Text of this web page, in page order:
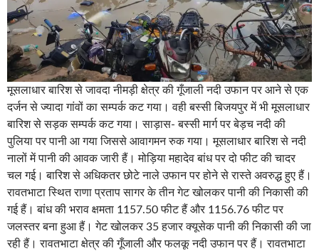
मूसलाधार बारिश से जावदा नीमड़ी क्षेत्र की गूँजाली नदी उफान पर आने से एक
दर्जन से ज्यादा गांवों का सम्पर्क कट गया। वही बस्सी बिजयपुर में भी मूसलाधार
बारिश से सड़क सम्पर्क कट गया। साड़ास- बस्सी मार्ग पर बेड़च नदी की
पुलिया पर पानी आ गया जिससे आवागमन रुक गया। मूसलाधार बारिश से नदी
नालों में पानी की आवक जारी हैं। मोड़िया महादेव बांध पर दो फीट की चादर
चल गई। बारिश से अधिकतर छोटे नाले उफान पर होने से रास्ते अवरुद्ध हुए हैं।
रावतभाटा स्थित राणा प्रताप सागर के तीन गेट खोलकर पानी की निकासी की
गई हैं। बांध की भराव क्षमता 1157.50 फीट हैं और 1156.76 फीट पर
जलस्तर बना हुआ हैं। गेट खोलकर 35 हजार क्यूसेक पानी की निकासी की जा
रही हैं। रावतभाटा क्षेत्र की गूँजाली और फलकू नदी उफान पर हैं। रावतभाटा